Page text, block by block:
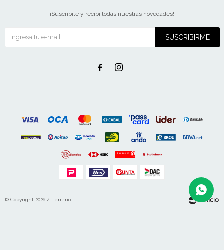
¡Suscribite y recibí todas nuestras novedades!
SUSCRIBIRME
 
© Copyright 2026 / Terrano